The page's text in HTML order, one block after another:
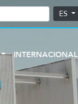
ES
INTERNACIONAL